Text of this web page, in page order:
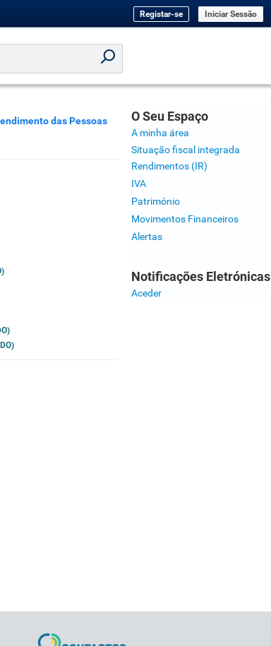
Registar-se Iniciar Sessão
das Pessoas
O Seu Espaço
A minha área
Situação fiscal integrada
Rendimentos (IR)
IVA
Património
Movimentos Financeiros
Alertas
Notificações Eletrónicas
Aceder